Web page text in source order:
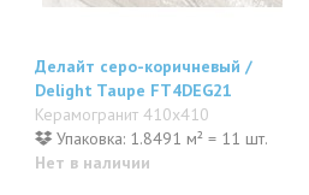
Делайт серо-коричневый /
Delight Taupe FT4DEG21
Керамогранит 410x410
Упаковка: 1.8491 м² = 11 шт.
Нет в наличии